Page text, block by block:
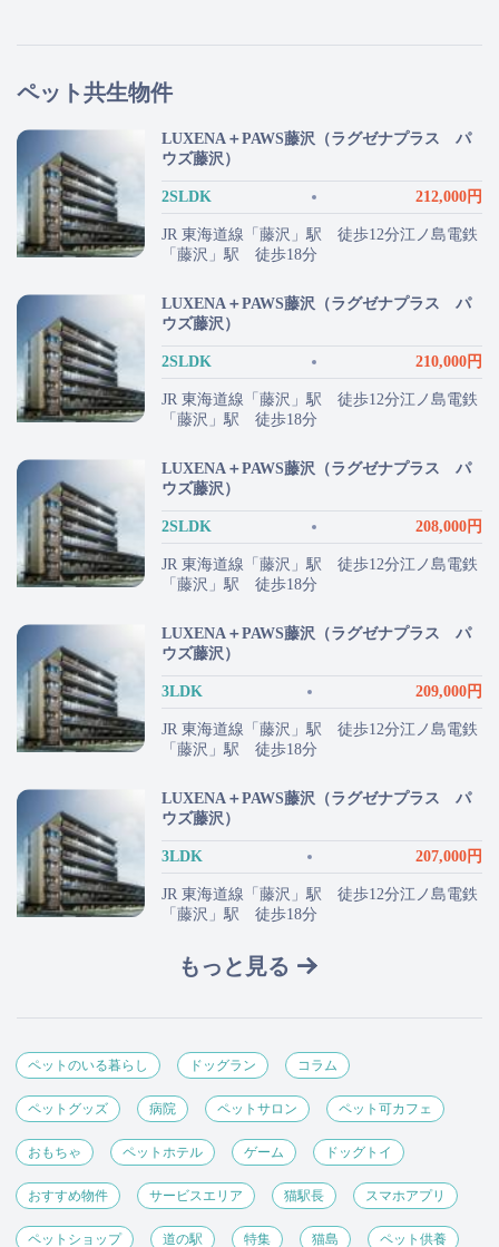
ペット共生物件
LUXENA＋PAWS藤沢（ラグゼナプラス パ
ウズ藤沢）
2SLDK 212,000円
JR 東海道線「藤沢」駅 徒歩12分江ノ島電鉄
「藤沢」駅 徒歩18分
LUXENA＋PAWS藤沢（ラグゼナプラス パ
ウズ藤沢）
2SLDK 210,000円
JR 東海道線「藤沢」駅 徒歩12分江ノ島電鉄
「藤沢」駅 徒歩18分
LUXENA＋PAWS藤沢（ラグゼナプラス パ
ウズ藤沢）
2SLDK 208,000円
JR 東海道線「藤沢」駅 徒歩12分江ノ島電鉄
「藤沢」駅 徒歩18分
LUXENA＋PAWS藤沢（ラグゼナプラス パ
ウズ藤沢）
3LDK 209,000円
JR 東海道線「藤沢」駅 徒歩12分江ノ島電鉄
「藤沢」駅 徒歩18分
LUXENA＋PAWS藤沢（ラグゼナプラス パ
ウズ藤沢）
3LDK 207,000円
JR 東海道線「藤沢」駅 徒歩12分江ノ島電鉄
「藤沢」駅 徒歩18分
もっと見る
ペットのいる暮らし ドッグラン コラム
ペットグッズ 病院 ペットサロン ペット可カフェ
おもちゃ ペットホテル ゲーム ドッグトイ
おすすめ物件 サービスエリア 猫駅長 スマホアプリ
ペットショップ 道の駅 特集 猫島 ペット供養